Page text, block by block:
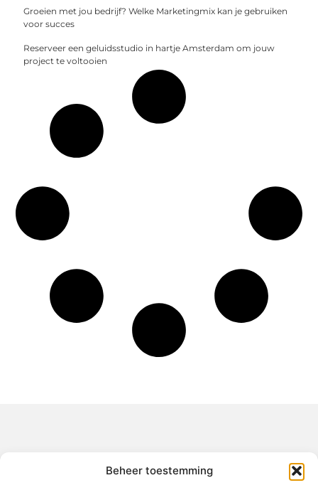
Beheer toestemming
Groeien met jou bedrijf? Welke Marketingmix kan je gebruiken
voor succes
Reserveer een geluidsstudio in hartje Amsterdam om jouw
project te voltooien
Jouw gids voor inspiratie en tips uit het dagelijks leven.
Ontdek een brede verzameling blogs en artikelen die je helpen